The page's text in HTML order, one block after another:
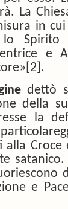
La
in
lo
e
[2] .
dettò
della
la
alla
e